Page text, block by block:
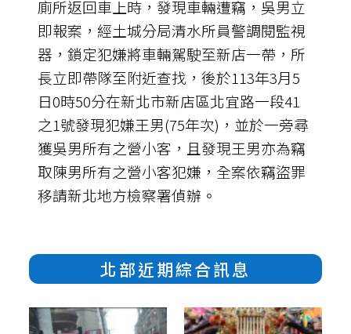
廁所返回車上時，發現車輛遭竊，吳男立
即報案，經土城分局清水所員警調閱監視
器，鎖定犯嫌將車輛駕駛至新店一帶，所
長立即帶隊至附近查找，後於113年3月5
日0時50分在新北市新店區北宜路一段41
之1號發現犯嫌王男(75年次)，並於一旁尋
獲吳男所有之營小客，且發現王男亦為竊
取陳男所有之營小客犯嫌，全案依竊盜罪
移請新北地方檢察署偵辦。
北部近期綜合訊息